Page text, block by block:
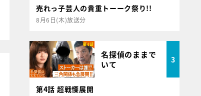
売れっ子芸人の貴重トーーク祭り!!
8月6日(木)放送分
名探偵のままで
いて
3
第4話 超戦慄展開